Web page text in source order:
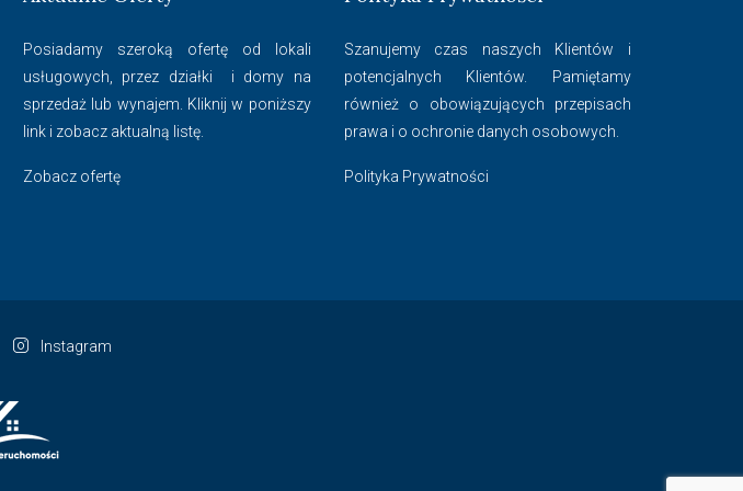
Posiadamy szeroką ofertę od lokali
usługowych, przez działki i domy na
sprzedaż lub wynajem. Kliknij w poniższy
link i zobacz aktualną listę.
Zobacz ofertę
Szanujemy czas naszych Klientów i
potencjalnych Klientów. Pamiętamy
również o obowiązujących przepisach
prawa i o ochronie danych osobowych.
Polityka Prywatności
Instagram